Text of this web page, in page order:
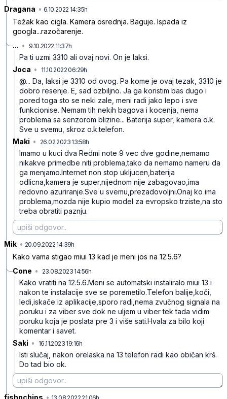
Dragana • 6.10.2022 14:35h
Težak kao cigla. Kamera osrednja. Baguje. Ispada iz
googla...razočarenje.
... • 9.10.2022 11:37h
Pa ti uzmi 3310 ali ovaj novi. On je laksi.
Joca • 11.10.2022 06:29h
@... Da, laksi je 3310 od ovog. Pa kome je ovaj tezak, 3310 je
dobro resenje. E, sad ozbiljno. Ja ga koristim bas dugo i
pored toga sto se neki zale, meni radi jako lepo i sve
funkcionise. Nemam tih nekih bagova i kocenja, nema
problema sa senzorom blizine... Baterija super, kamera o.k.
Sve u svemu, skroz o.k.telefon.
Maki • 26.02.2023 13:58h
Imamo u kuci dva Redmi note 9 vec dve godine,nemamo
nikakve primedbe niti problema,tako da nemamo nameru da
ga menjamo.Internet non stop ukljucen,baterija
odlicna,kamera je super,nijednom nije zabagovao,ima
redovno azuriranje.Sve u svemu,prezadovoljni.Onaj ko ima
problema,mozda nije kupio model za evropsko trziste,na sto
treba obratiti paznju.
Mik • 20.09.2022 14:39h
Kako vama stigao miui 13 kad je meni jos na 12.5.6?
Cone • 23.08.2023 14:56h
Kako vratiti na 12.5.6.Meni se automatski instaliralo miui 13 i
nakon te instalacije sve se poremetilo.Telefon balije,koči,
ledi,iskače iz aplikacije,sporo radi,nema zvučnog signala na
poruku i za viber sve dok ne uljem u viber tek tada vidim
poruku koja je poslata pre 3 i više sati.Hvala za bilo koji
komentar i savet.
Saki • 16.11.2023 19:16h
Isti slučaj, nakon orelaska na 13 telefon radi kao običan krš.
Do tad bio ok.
fishnchips •